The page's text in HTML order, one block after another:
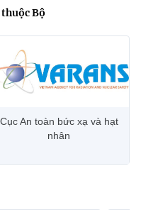
Bộ
Cục An toàn bức xạ và hạt
nhân